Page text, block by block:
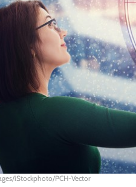
iStockphoto/PCH-Vector